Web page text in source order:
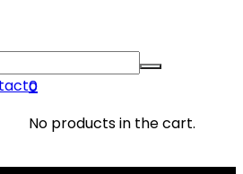
0
No products in the cart.